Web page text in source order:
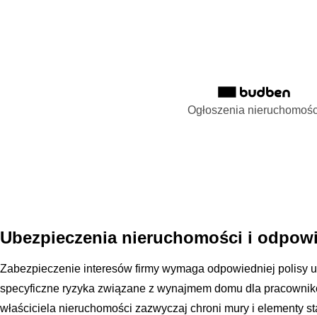
Ogłoszenia
Ubezpieczenia nieruchomości i
Zabezpieczenie interesów firmy wymaga odpowiedniej polisy
specyficzne ryzyka związane z wynajmem domu dla
właściciela nieruchomości zazwyczaj chroni mury i elementy